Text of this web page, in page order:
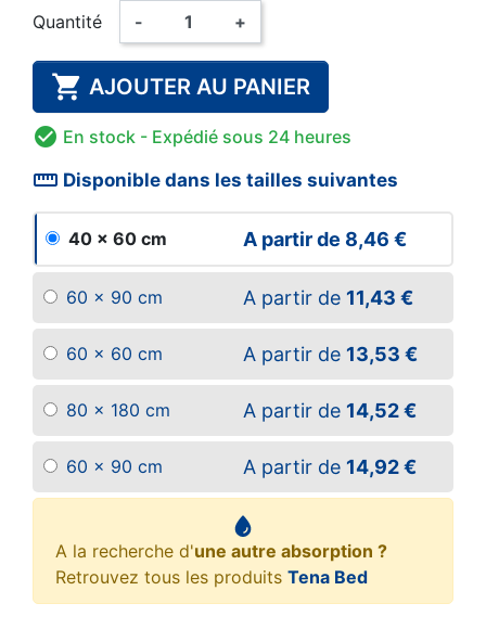
Quantité - +
 AJOUTER AU PANIER
 En stock - Expédié sous 24 heures
straighten Disponible dans les tailles suivantes
40 x 60 cm A partir de 8,46 €
60 x 90 cm A partir de 11,43 €
60 x 60 cm A partir de 13,53 €
80 x 180 cm A partir de 14,52 €
60 x 90 cm A partir de 14,92 €
A la recherche d'une autre absorption ?
Retrouvez tous les produits Tena Bed